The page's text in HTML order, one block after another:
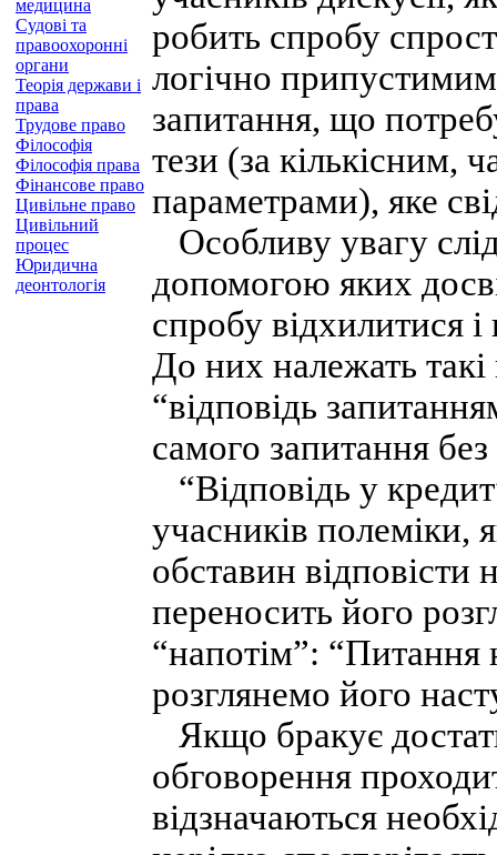
медицина
Судові та
правоохоронні
органи
Теорія держави і
права
Трудове право
Філософія
Філософія права
Фінансове право
Цивільне право
Цивільний
процес
Юридична
деонтологія
робить спробу
логічно
запитання, що
тези (за кількісним,
параметрами), яке
Особливу увагу
допомогою яких
спробу відхилитися і
До них належать такі
“відповідь
самого запитання без
“Відповідь у
учасників полеміки,
обставин відповісти
переносить його
“напотім”: “Питання
розглянемо його
Якщо бракує
обговорення
відзначаються